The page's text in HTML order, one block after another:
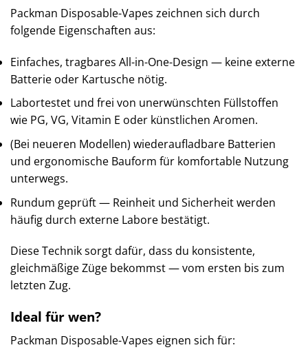
Packman Disposable-Vapes zeichnen sich durch
folgende Eigenschaften aus:
Einfaches, tragbares All-in-One-Design — keine externe
Batterie oder Kartusche nötig.
Labortestet und frei von unerwünschten Füllstoffen
wie PG, VG, Vitamin E oder künstlichen Aromen.
(Bei neueren Modellen) wiederaufladbare Batterien
und ergonomische Bauform für komfortable Nutzung
unterwegs.
Rundum geprüft — Reinheit und Sicherheit werden
häufig durch externe Labore bestätigt.
Diese Technik sorgt dafür, dass du konsistente,
gleichmäßige Züge bekommst — vom ersten bis zum
letzten Zug.
Ideal für wen?
Packman Disposable-Vapes eignen sich für: